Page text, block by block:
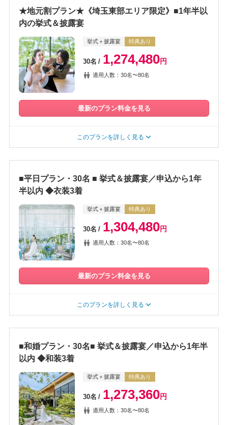
★地元割プラン★《埼玉東部エリア限定》■1年半以
内の挙式＆披露宴
挙式＋披露宴 特典あり
30名 1,274,480円
適用人数：30名〜80名
最新のプラン料金を見る
このプランを詳しく見る
■平日プラン・30名 ■ 挙式＆披露宴／申込から1年
半以内 ◆衣装3着
挙式＋披露宴 特典あり
30名 1,304,480円
適用人数：30名〜80名
最新のプラン料金を見る
このプランを詳しく見る
■和婚プラン・30名■ 挙式＆披露宴／申込から1年半
以内 ◆和装3着
挙式＋披露宴 特典あり
30名 1,273,360円
適用人数：30名〜80名